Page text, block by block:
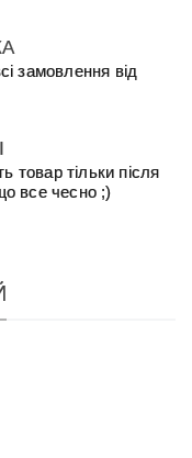
замовлення від
товар тільки після
все чесно ;)